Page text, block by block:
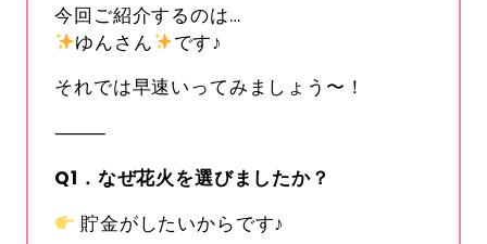
今回ご紹介するのは…
ゆんさん
です♪
それでは早速いってみましょう〜！
⸻
Q1 ．なぜ花火を選びましたか？
貯金がしたいからです♪